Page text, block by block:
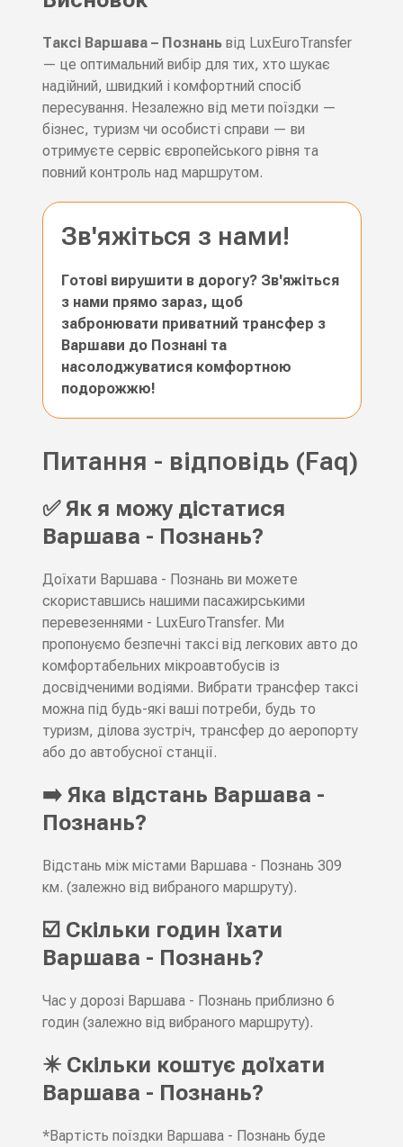
Таксі Варшава – Познаньвід LuxEuroTransfer
— це оптимальний вибір для тих, хто шукає
надійний, швидкий і комфортний спосіб
пересування. Незалежно від мети поїздки —
бізнес, туризм чи особисті справи — ви
отримуєте сервіс європейського рівня та
повний контроль над маршрутом.
Зв'яжіться з нами!
Готові вирушити в дорогу? Зв'яжіться
з нами прямо зараз, щоб
забронювати приватний трансфер з
Варшави до Познані та
насолоджуватися комфортною
подорожжю!
Питання - відповідь (Faq)
✅ Як я можу дістатися
Варшава - Познань?
Доїхати Варшава - Познань ви можете
скориставшись нашими пасажирськими
перевезеннями - LuxEuroTransfer. Ми
пропонуємо безпечні таксі від легкових авто до
комфортабельних мікроавтобусів із
досвідченими водіями. Вибрати трансфер таксі
можна під будь-які ваші потреби, будь то
туризм, ділова зустріч, трансфер до аеропорту
або до автобусної станції.
➡️ Яка відстань Варшава -
Познань?
Відстань між містами Варшава - Познань 309
км. (залежно від вибраного маршруту).
☑️ Скільки годин їхати
Варшава - Познань?
Час у дорозі Варшава - Познань приблизно 6
годин (залежно від вибраного маршруту).
✴️ Скільки коштує доїхати
Варшава - Познань?
*Вартість поїздки Варшава - Познань буде